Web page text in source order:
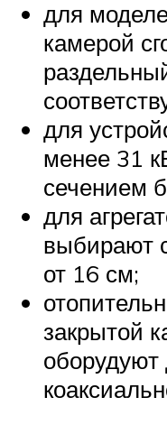
для
камерой
для
менее 31
сечением
для
выбирают
от 16 см;
закрытой